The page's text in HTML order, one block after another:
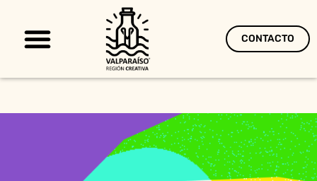
CONTACTO